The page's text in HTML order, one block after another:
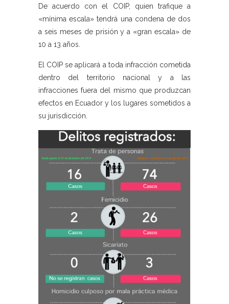
De acuerdo con el COIP, quien trafique a
«mínima escala» tendrá una condena de dos
a seis meses de prisión y a «gran escala» de
10 a 13 años.
El COIP se aplicará a toda infracción cometida
dentro del territorio nacional y a las
infracciones fuera del mismo que produzcan
efectos en Ecuador y los lugares sometidos a
su jurisdicción.